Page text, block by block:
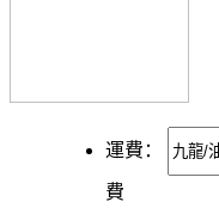
運費：
費